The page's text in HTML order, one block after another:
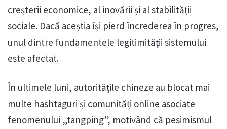
creșterii economice, al inovării și al stabilității
sociale. Dacă aceștia își pierd încrederea în progres,
unul dintre fundamentele legitimității sistemului
este afectat.
În ultimele luni, autoritățile chineze au blocat mai
multe hashtaguri și comunități online asociate
fenomenului „tangping”, motivând că pesimismul